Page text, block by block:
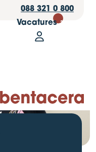
088 321 0 800
Vacatures 30
Mijn